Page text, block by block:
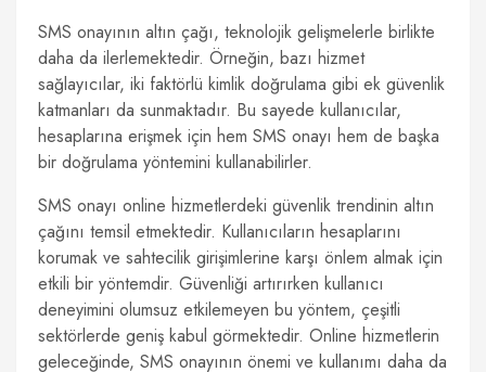
SMS onayının altın çağı, teknolojik gelişmelerle birlikte
daha da ilerlemektedir. Örneğin, bazı hizmet
sağlayıcılar, iki faktörlü kimlik doğrulama gibi ek güvenlik
katmanları da sunmaktadır. Bu sayede kullanıcılar,
hesaplarına erişmek için hem SMS onayı hem de başka
bir doğrulama yöntemini kullanabilirler.
SMS onayı online hizmetlerdeki güvenlik trendinin altın
çağını temsil etmektedir. Kullanıcıların hesaplarını
korumak ve sahtecilik girişimlerine karşı önlem almak için
etkili bir yöntemdir. Güvenliği artırırken kullanıcı
deneyimini olumsuz etkilemeyen bu yöntem, çeşitli
sektörlerde geniş kabul görmektedir. Online hizmetlerin
geleceğinde, SMS onayının önemi ve kullanımı daha da